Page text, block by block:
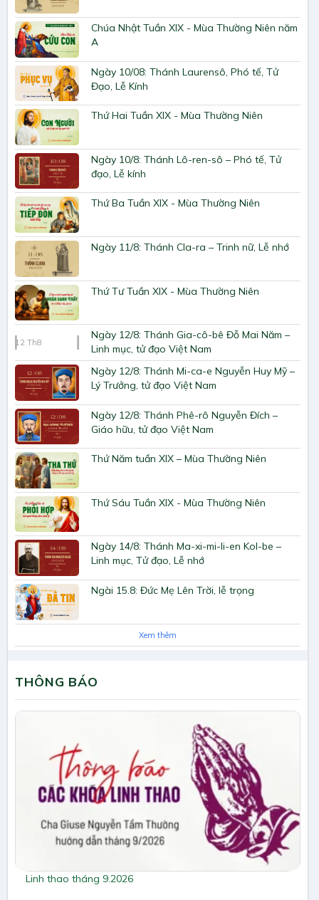
Chúa Nhật Tuần XIX - Mùa Thường Niên năm
A
Ngày 10/08: Thánh Laurensô, Phó tế, Tử
Đạo, Lễ Kính
Thứ Hai Tuần XIX - Mùa Thường Niên
Ngày 10/8: Thánh Lô-ren-sô – Phó tế, Tử
đạo, Lễ kính
Thứ Ba Tuần XIX - Mùa Thường Niên
Ngày 11/8: Thánh Cla-ra – Trinh nữ, Lễ nhớ
Thứ Tư Tuần XIX - Mùa Thường Niên
12 Th8
Ngày 12/8: Thánh Gia-cô-bê Đỗ Mai Năm –
Linh mục, tử đạo Việt Nam
Ngày 12/8: Thánh Mi-ca-e Nguyễn Huy Mỹ –
Lý Trưởng, tử đạo Việt Nam
Ngày 12/8: Thánh Phê-rô Nguyễn Đích –
Giáo hữu, tử đạo Việt Nam
Thứ Năm tuần XIX – Mùa Thường Niên
Thứ Sáu Tuần XIX - Mùa Thường Niên
Ngày 14/8: Thánh Ma-xi-mi-li-en Kol-be –
Linh mục, Tử đạo, Lễ nhớ
Ngài 15.8: Đức Mẹ Lên Trời, lễ trọng
Xem thêm
THÔNG BÁO
Linh thao tháng 9.2026